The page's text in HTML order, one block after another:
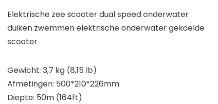
Elektrische zee scooter dual speed onderwater
duiken zwemmen elektrische onderwater gekoelde
scooter
Gewicht: 3,7 kg (8,15 lb)
Afmetingen: 500*210*226mm
Diepte: 50m (164ft)